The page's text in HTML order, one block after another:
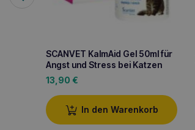
SCANVET KalmAid Gel 50ml für
Angst und Stress bei Katzen
13,90 €
In den Warenkorb